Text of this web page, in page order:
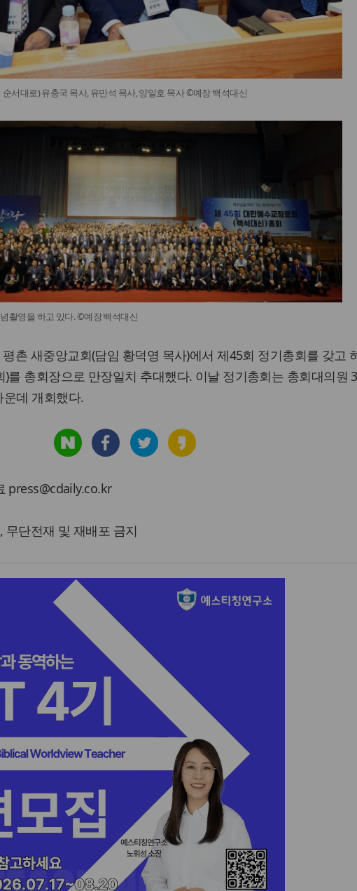
서대로) 유충국 목사, 유만석 목사, 양일호 목사 ©예장 백석대신
촬영을 하고 있다. ©예장 백석대신
촌 새중앙교회(담임 황덕영 목사)에서 제45회 정기총회를 갖고
)를 총회장으로 만장일치 추대했다. 이날 정기총회는 총회대의원
운데 개회했다.
press@cdaily.co.kr
단전재 및 재배포 금지